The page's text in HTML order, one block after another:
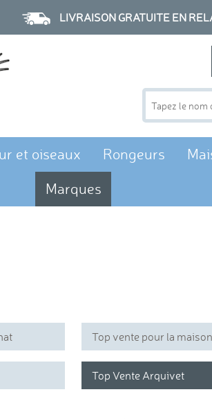
LIVRAISON GRATUITE EN
et oiseaux Rongeurs
Marques
Top vente pour la maison
Top Vente Arquivet